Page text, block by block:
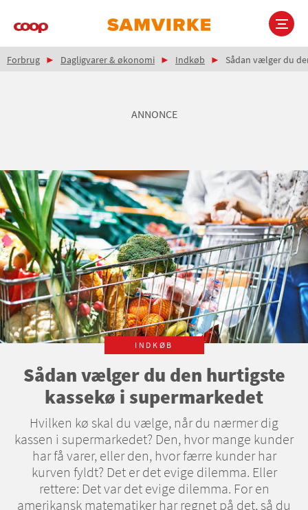
Main
Brødkrumme
Forbrug Dagligvarer & økonomi Indkøb Sådan vælger du
ANNONCE
INDKØB
Sådan vælger du den hurtigste
kassekø i supermarkedet
Hvilken kø skal du vælge, når du nærmer dig
kassen i supermarkedet? Den, hvor mange kunder
har få varer, eller den, hvor færre kunder har
kurven fyldt? Det er det evige dilemma. Eller
rettere: Det var det evige dilemma. For en
amerikansk matematiker har regnet på det, så du